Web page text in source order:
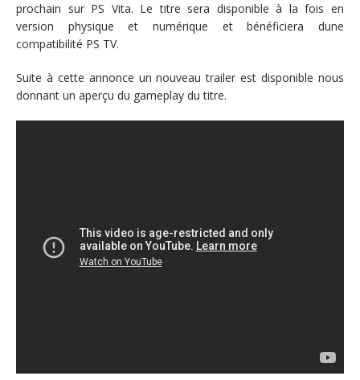
prochain sur PS Vita. Le titre sera disponible à la fois en
version physique et numérique et bénéficiera dune
compatibilité PS TV.
Suite à cette annonce un nouveau trailer est disponible nous
donnant un aperçu du gameplay du titre.